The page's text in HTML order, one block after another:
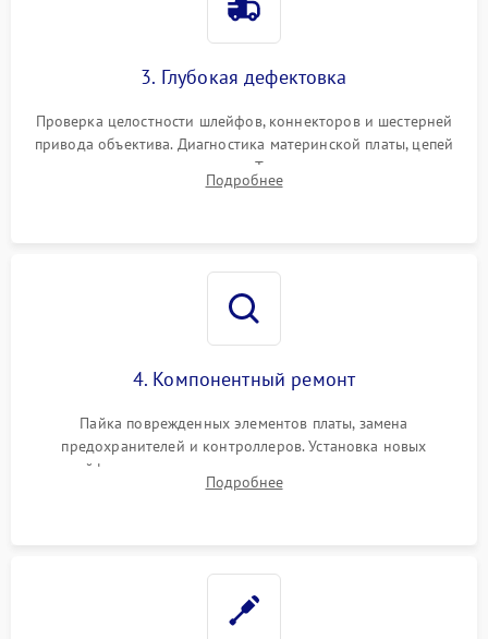
3. Глубокая дефектовка
Проверка целостности шлейфов, коннекторов и шестерней
привода объектива. Диагностика материнской платы, цепей
питания и картоприемника. Тестирование механизма
затвора и блока внутрикамерной стабилизации.
Подробнее
4. Компонентный ремонт
Пайка поврежденных элементов платы, замена
предохранителей и контроллеров. Установка новых
шлейфов, дисплея, механизма затвора или двигателя
автофокуса. Восстановление геометрии тубуса объектива
Подробнее